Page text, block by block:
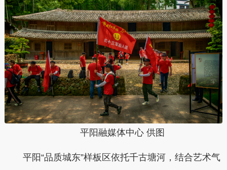
平阳融媒体中心 供图
平阳“品质城东”样板区依托千古塘河，结合艺术气